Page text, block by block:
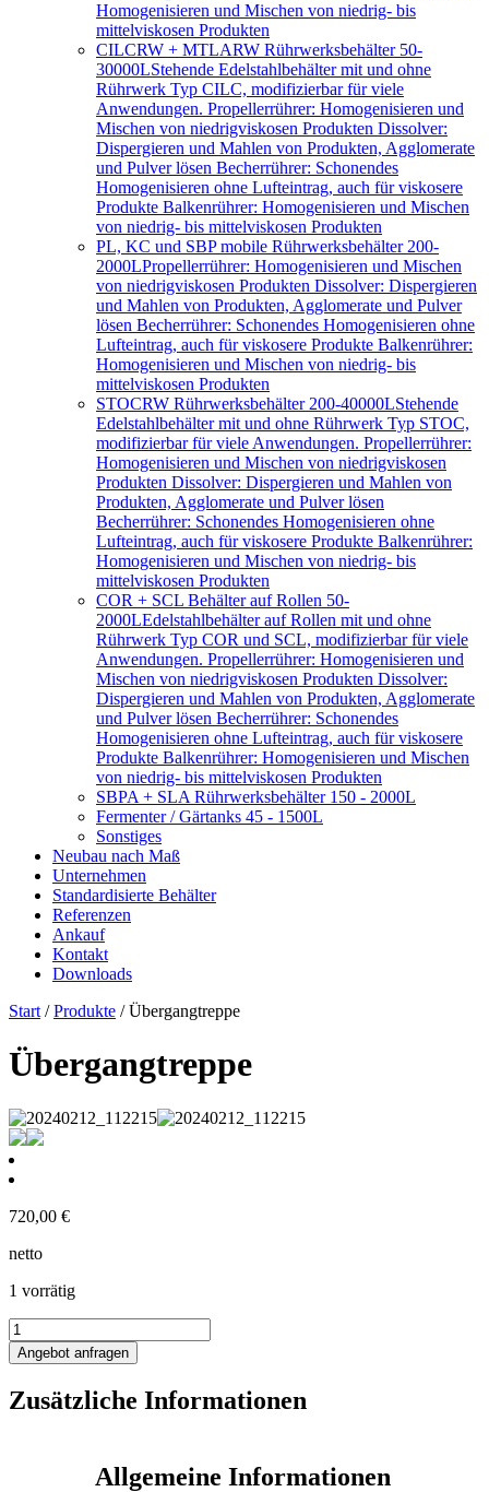
Homogenisieren und Mischen von niedrig- bis
mittelviskosen Produkten
CILCRW + MTLARW Rührwerksbehälter 50-
30000LStehende Edelstahlbehälter mit und ohne
Rührwerk Typ CILC, modifizierbar für viele
Anwendungen. Propellerrührer: Homogenisieren und
Mischen von niedrigviskosen Produkten Dissolver:
Dispergieren und Mahlen von Produkten, Agglomerate
und Pulver lösen Becherrührer: Schonendes
Homogenisieren ohne Lufteintrag, auch für viskosere
Produkte Balkenrührer: Homogenisieren und Mischen
von niedrig- bis mittelviskosen Produkten
PL, KC und SBP mobile Rührwerksbehälter 200-
2000LPropellerrührer: Homogenisieren und Mischen
von niedrigviskosen Produkten Dissolver: Dispergieren
und Mahlen von Produkten, Agglomerate und Pulver
lösen Becherrührer: Schonendes Homogenisieren ohne
Lufteintrag, auch für viskosere Produkte Balkenrührer:
Homogenisieren und Mischen von niedrig- bis
mittelviskosen Produkten
STOCRW Rührwerksbehälter 200-40000LStehende
Edelstahlbehälter mit und ohne Rührwerk Typ STOC,
modifizierbar für viele Anwendungen. Propellerrührer:
Homogenisieren und Mischen von niedrigviskosen
Produkten Dissolver: Dispergieren und Mahlen von
Produkten, Agglomerate und Pulver lösen
Becherrührer: Schonendes Homogenisieren ohne
Lufteintrag, auch für viskosere Produkte Balkenrührer:
Homogenisieren und Mischen von niedrig- bis
mittelviskosen Produkten
COR + SCL Behälter auf Rollen 50-
2000LEdelstahlbehälter auf Rollen mit und ohne
Rührwerk Typ COR und SCL, modifizierbar für viele
Anwendungen. Propellerrührer: Homogenisieren und
Mischen von niedrigviskosen Produkten Dissolver:
Dispergieren und Mahlen von Produkten, Agglomerate
und Pulver lösen Becherrührer: Schonendes
Homogenisieren ohne Lufteintrag, auch für viskosere
Produkte Balkenrührer: Homogenisieren und Mischen
von niedrig- bis mittelviskosen Produkten
SBPA + SLA Rührwerksbehälter 150 - 2000L
Fermenter / Gärtanks 45 - 1500L
Sonstiges
Neubau nach Maß
Unternehmen
Standardisierte Behälter
Referenzen
Ankauf
Kontakt
Downloads
Start /Produkte / Übergangtreppe
Übergangtreppe
720,00 €
netto
1 vorrätig
Übergangtreppe
Menge
Angebot anfragen
Zusätzliche Informationen
Allgemeine Informationen